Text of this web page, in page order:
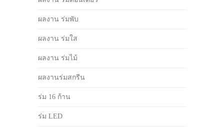
ผลงาน ร่มพับ
ผลงาน ร่มใส
ผลงาน ร่มไม้
ผลงานร่มสกรีน
ร่ม 16 ก้าน
ร่ม LED